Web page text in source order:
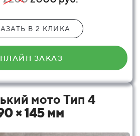
В 2 КЛИКА
ЗАКАЗ
мото Тип 4
× 145 мм